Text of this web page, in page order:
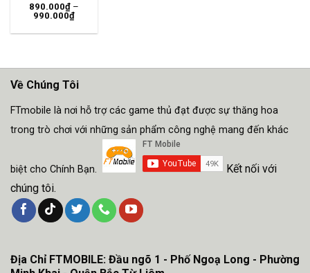
890.000₫–
990.000₫
Về Chúng Tôi
FTmobile là nơi hỗ trợ các game thủ đạt được sự thăng hoa
trong trò chơi với những sản phẩm công nghệ mang đến khác
biệt cho Chính Bạn.
Kết nối với
chúng tôi.
Địa Chỉ FTMOBILE: Đầu ngõ 1 - Phố Ngoạ Long - Phường